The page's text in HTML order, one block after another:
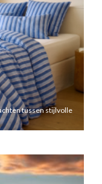
tussen stijlvolle